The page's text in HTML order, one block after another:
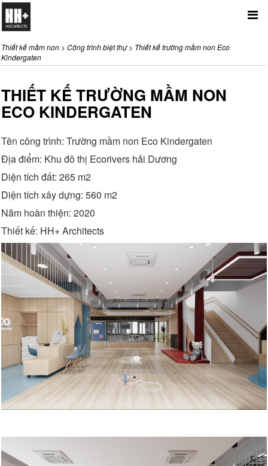
Thiết kế mầm non > Công trình biệt thự> Thiết kế trường mầm non Eco
Kindergaten
THIẾT KẾ TRƯỜNG MẦM NON
ECO KINDERGATEN
Tên công trình: Trường mầm non Eco Kindergaten
Địa điểm: Khu đô thị Ecorivers hải Dương
Diện tích đất: 265 m2
Diện tích xây dựng: 560 m2
Năm hoàn thiện: 2020
Thiết kế: HH+ Architects